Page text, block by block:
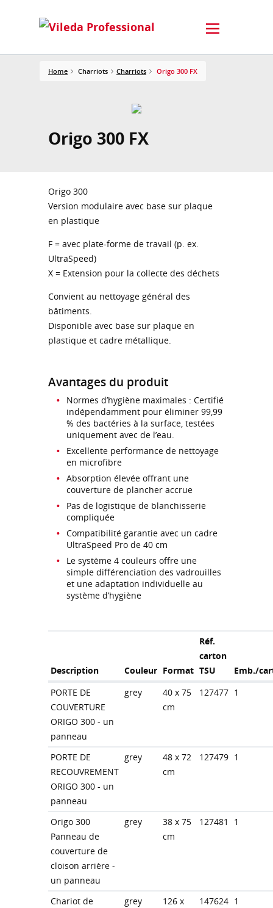
Home Charriots Charriots Origo 300 FX
Origo 300 FX
Origo 300
Version modulaire avec base sur plaque
en plastique
F = avec plate-forme de travail (p. ex.
UltraSpeed)
X = Extension pour la collecte des déchets
Convient au nettoyage général des
bâtiments.
Disponible avec base sur plaque en
plastique et cadre métallique.
Avantages du produit
Normes d’hygiène maximales : Certifié
indépendamment pour éliminer 99,99
% des bactéries à la surface, testées
uniquement avec de l’eau.
Excellente performance de nettoyage
en microfibre
Absorption élevée offrant une
couverture de plancher accrue
Pas de logistique de blanchisserie
compliquée
Compatibilité garantie avec un cadre
UltraSpeed Pro de 40 cm
Le système 4 couleurs offre une
simple différenciation des vadrouilles
et une adaptation individuelle au
système d’hygiène
Description Couleur Format
Réf.
carton
TSU
Emb./
PORTE DE
COUVERTURE
ORIGO 300 - un
panneau
grey
40 x 75
cm
127477 1
PORTE DE
RECOUVREMENT
ORIGO 300 - un
panneau
grey
48 x 72
cm
127479 1
Origo 300
Panneau de
couverture de
cloison arrière -
un panneau
grey
38 x 75
cm
127481 1
Chariot de
grey
126 x
147624 1